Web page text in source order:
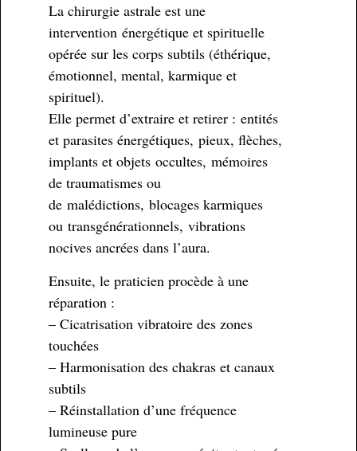
La chirurgie astrale est une
intervention énergétique et spirituelle
opérée sur les corps subtils (éthérique,
émotionnel, mental, karmique et
spirituel).
Elle permet d’extraire et retirer : entités
et parasites énergétiques, pieux, flèches,
implants et objets occultes, mémoires
de traumatismes ou
de malédictions, blocages karmiques
ou transgénérationnels, vibrations
nocives ancrées dans l’aura.
Ensuite, le praticien procède à une
réparation :
– Cicatrisation vibratoire des zones
touchées
– Harmonisation des chakras et canaux
subtils
– Réinstallation d’une fréquence
lumineuse pure